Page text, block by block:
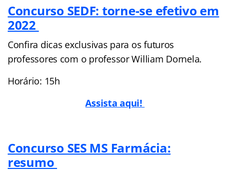
Concurso SEDF: torne-se efetivo em
2022
Confira dicas exclusivas para os futuros
professores com o professor William Dornela.
Horário: 15h
Assista aqui!
Concurso SES MS Farmácia:
resumo